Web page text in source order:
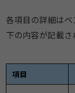
各項目の詳細は
下の内容が記載さ
項目